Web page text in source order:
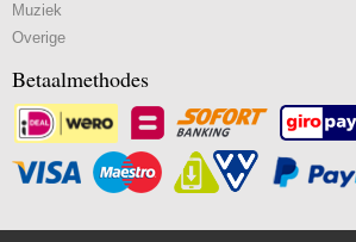
Muziek
Overige
Betaalmethodes